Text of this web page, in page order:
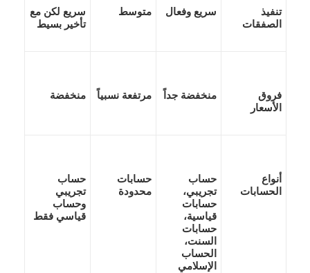
تنفيذ
الصفقات
سريع وفعال متوسط
سريع لكن مع
تأخير بسيط
فروق
الأسعار
منخفضة جداً مرتفعة نسبياً منخفضة
أنواع
الحسابات
حساب
تجريبي،
حسابات
قياسية،
حسابات
السنت،
الحساب
الإسلامي
حسابات
محدودة
حساب
تجريبي
وحساب
قياسي فقط